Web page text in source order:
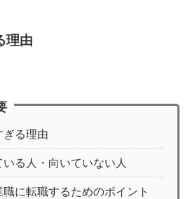
理由
る理由
る人・向いていない人
に転職するためのポイント